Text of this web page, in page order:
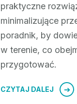
praktyczne
minimalizujące
poradnik, by
w terenie, co
przygotować.
CZYTAJ DALEJ